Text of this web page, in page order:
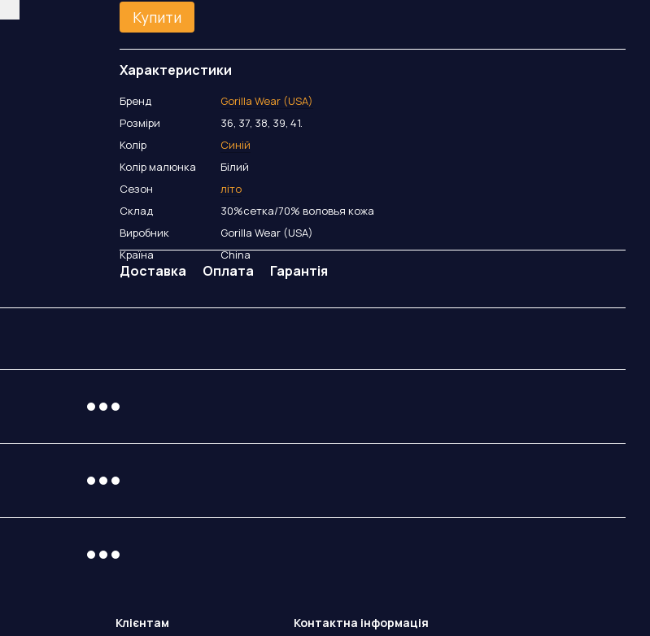
Купити
Характеристики
Бренд
Gorilla Wear (USA)
Розміри
36, 37, 38, 39, 41.
Колір
Синій
Колір малюнка
Білий
Сезон
літо
Склад
30%сетка/70% воловья кожа
Виробник
Gorilla Wear (USA)
Країна
China
Доставка Оплата Гарантія
Клієнтам Контактна інформація